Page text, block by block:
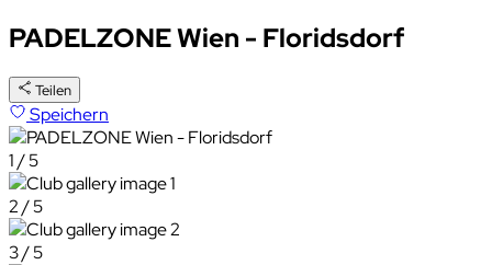
PADELZONE Wien - Floridsdorf
Teilen
Speichern
1 / 5
2 / 5
3 / 5